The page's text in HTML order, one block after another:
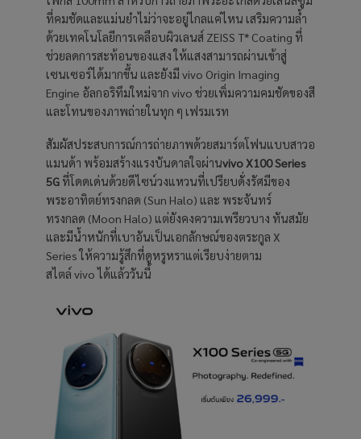
ที่คมชัดและแม่นยำไม่ว่าจะอยู่ไกลแค่ไหน เสริมความล้ำ
ด้วยเทคโนโลยีการเคลือบผิวเลนส์ ZEISS T* Coating ที่
ช่วยลดการสะท้อนของแสง ให้แสงสามารถผ่านเข้าสู่
เซนเซอร์ได้มากขึ้น และยังมี vivo Origin Imaging
Engine อัลกอริทึมใหม่จาก vivo ช่วยเพิ่มความคมชัดของสี
และโทนของภาพถ่ายในทุก ๆ เฟรมเรท
สัมผัสประสบการณ์การถ่ายภาพด้วยสมาร์ตโฟนแบบสาวอ
แมนด้า พร้อมสร้างแรงบันดาลใจผ่านvivo X100 Series
5G ที่โดดเด่นด้วยดีไซน์วงแหวนที่เปรียบดั่งรัศมีของ
พระอาทิตย์ทรงกลด (Sun Halo) และ พระจันทร์
ทรงกลด (Moon Halo) แต่ยังคงความเพรียวบาง ทันสมัย
และมีน้ำหนักที่เบาอันเป็นเอกลักษณ์ของตระกูล X
Series ให้ความรู้สึกที่ดูหรูหราแต่เรียบง่ายตาม
สไตล์ vivo ได้แล้ววันนี้